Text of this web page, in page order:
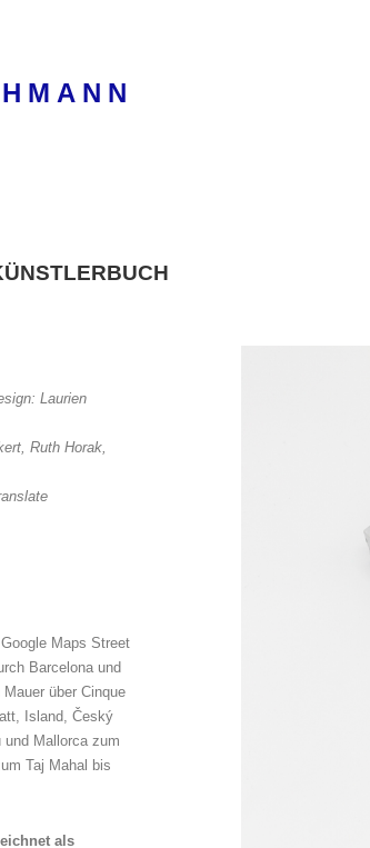
Laurien
Ruth Horak,
Maps Street
Barcelona und
über Cinque
Island, Český
und Mallorca zum
Taj Mahal bis
als